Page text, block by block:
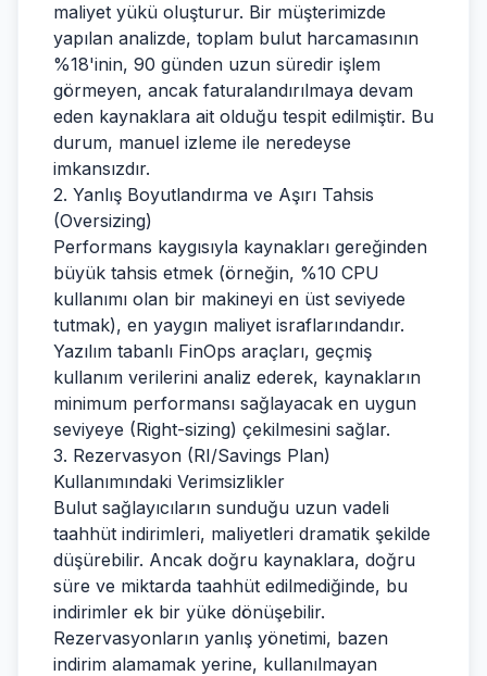
maliyet yükü oluşturur. Bir müşterimizde
yapılan analizde, toplam bulut harcamasının
%18'inin, 90 günden uzun süredir işlem
görmeyen, ancak faturalandırılmaya devam
eden kaynaklara ait olduğu tespit edilmiştir. Bu
durum, manuel izleme ile neredeyse
imkansızdır.
2. Yanlış Boyutlandırma ve Aşırı Tahsis
(Oversizing)
Performans kaygısıyla kaynakları gereğinden
büyük tahsis etmek (örneğin, %10 CPU
kullanımı olan bir makineyi en üst seviyede
tutmak), en yaygın maliyet israflarındandır.
Yazılım tabanlı FinOps araçları, geçmiş
kullanım verilerini analiz ederek, kaynakların
minimum performansı sağlayacak en uygun
seviyeye (Right-sizing) çekilmesini sağlar.
3. Rezervasyon (RI/Savings Plan)
Kullanımındaki Verimsizlikler
Bulut sağlayıcıların sunduğu uzun vadeli
taahhüt indirimleri, maliyetleri dramatik şekilde
düşürebilir. Ancak doğru kaynaklara, doğru
süre ve miktarda taahhüt edilmediğinde, bu
indirimler ek bir yüke dönüşebilir.
Rezervasyonların yanlış yönetimi, bazen
indirim alamamak yerine, kullanılmayan